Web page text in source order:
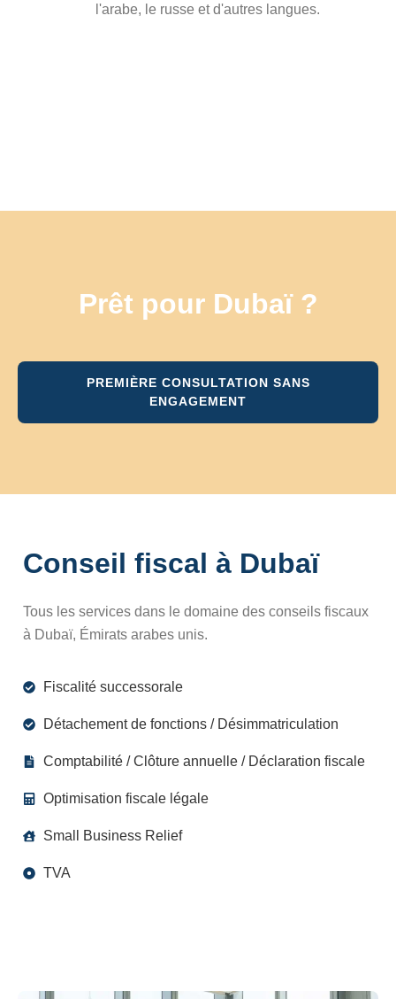
l'arabe, le russe et d'autres langues.
Prêt pour Dubaï ?
PREMIÈRE CONSULTATION SANS
ENGAGEMENT
Conseil fiscal à Dubaï
Tous les services dans le domaine des conseils fiscaux
à Dubaï, Émirats arabes unis.
Fiscalité successorale
Détachement de fonctions / Désimmatriculation
Comptabilité / Clôture annuelle / Déclaration fiscale
Optimisation fiscale légale
Small Business Relief
TVA